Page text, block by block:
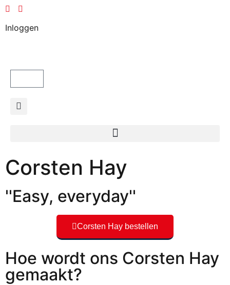
Inloggen
Corsten Hay
''Easy, everyday''
Corsten Hay bestellen
Hoe wordt ons Corsten Hay
gemaakt?